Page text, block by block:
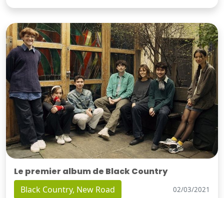
Le premier album de Black Country
Black Country, New Road 02/03/2021